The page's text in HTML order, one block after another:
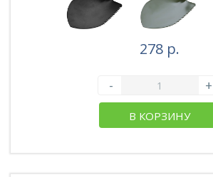
278 р.
- +
В КОРЗИНУ